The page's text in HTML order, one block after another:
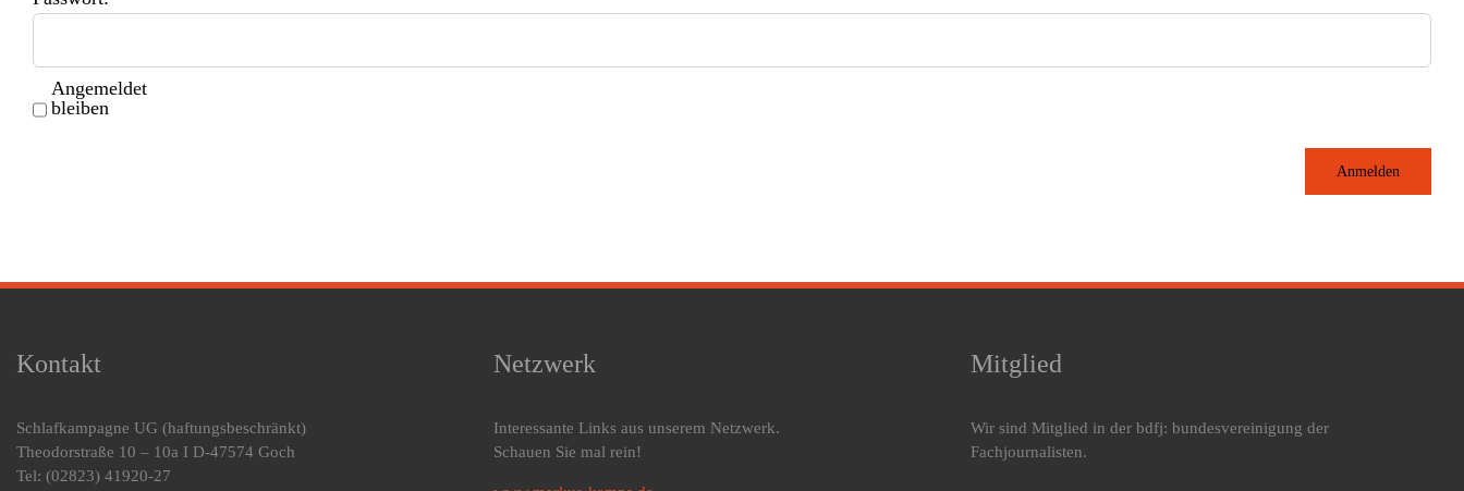
Angemeldet
bleiben
Anmelden
Kontakt
Schlafkampagne UG (haftungsbeschränkt)
Theodorstraße 10 – 10a I D-47574 Goch
Tel: (02823) 41920-27
Netzwerk
Interessante Links aus unserem Netzwerk.
Schauen Sie mal rein!
Mitglied
Wir sind Mitglied in der bdfj: bundesvereinigung der
Fachjournalisten.